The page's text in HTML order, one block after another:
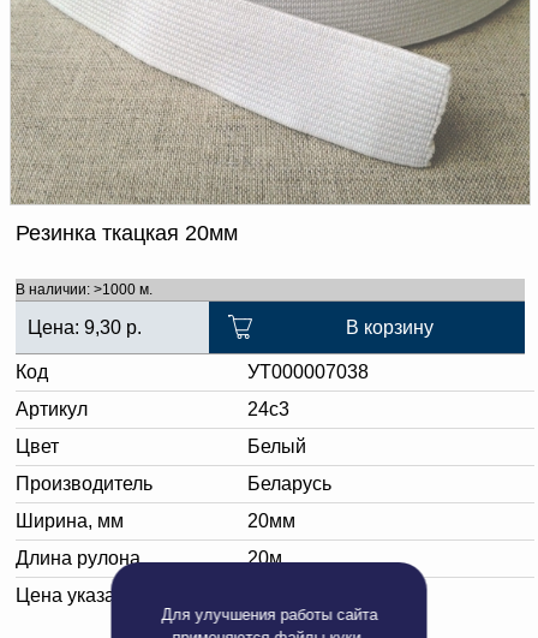
Для улучшения работы сайта
Вакансии
Как нас найти
Написать нам
Доверенность на
получение груза
Документы по работе с
персональными данными
Письмо руководителю
Вопросы и ответы
Новости | Статьи
Резинка ткацкая 20мм
В наличии: >1000 м.
Цена: 9,30 р. В корзину
Код
УТ000007038
Артикул
24c3
Цвет
Белый
Производитель
Беларусь
Ширина, мм
20мм
Длина рулона
20м
Цена указана за:
в